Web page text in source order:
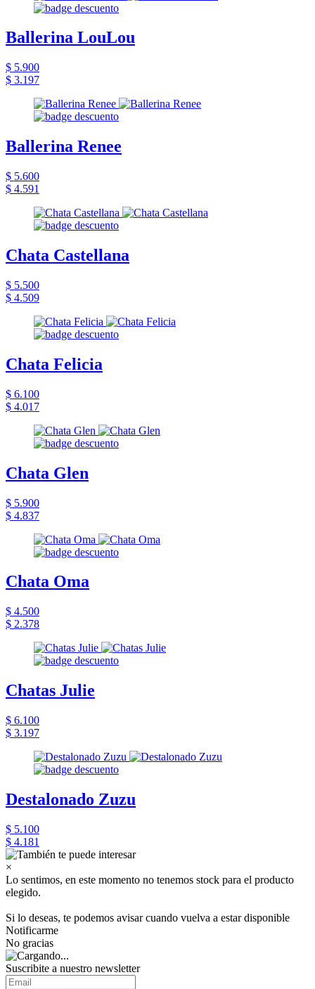
Ballerina LouLou
$ 5.900
$ 3.197
Ballerina Renee
$ 5.600
$ 4.591
Chata Castellana
$ 5.500
$ 4.509
Chata Felicia
$ 6.100
$ 4.017
Chata Glen
$ 5.900
$ 4.837
Chata Oma
$ 4.500
$ 2.378
Chatas Julie
$ 6.100
$ 3.197
Destalonado Zuzu
$ 5.100
$ 4.181
×
Lo sentimos, en este momento no tenemos stock para el producto
elegido.
Si lo deseas, te podemos avisar cuando vuelva a estar disponible
Notificarme
No gracias
Suscribite a nuestro newsletter